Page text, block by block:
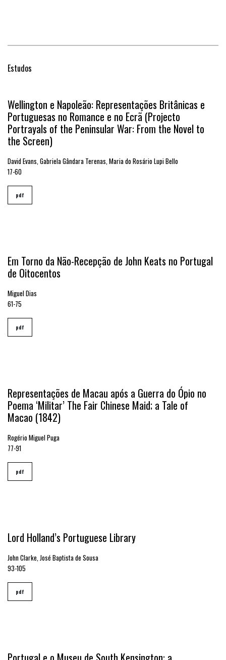
Estudos
Wellington e Napoleão: Representações Britânicas e
Portuguesas no Romance e no Ecrã (Projecto
Portrayals of the Peninsular War: From the Novel to
the Screen)
David Evans, Gabriela Gândara Terenas, Maria do Rosário Lupi Bello
17-60
pdf
Em Torno da Não-Recepção de John Keats no Portugal
de Oitocentos
Miguel Dias
61-75
pdf
Representações de Macau após a Guerra do Ópio no
Poema ‘Militar’ The Fair Chinese Maid; a Tale of
Macao (1842)
Rogério Miguel Puga
77-91
pdf
Lord Holland’s Portuguese Library
John Clarke, José Baptista de Sousa
93-105
pdf